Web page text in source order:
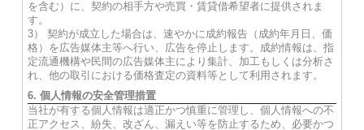
を含む）に、契約の相手方や売買・賃貸借希望者に提供されま
す。
3） 契約が成立した場合は、速やかに成約報告（成約年月日、価
格）を広告媒体主等へ行い、広告を停止します。成約情報は、指
定流通機構や民間の広告媒体主により集計、加工もしくは分析さ
れ、他の取引における価格査定の資料等として利用されます。
6. 個人情報の安全管理措置
当社が有する個人情報は適正かつ慎重に管理し、個人情報への不
正アクセス、紛失、改ざん、漏えい等を防止するため、必要かつ